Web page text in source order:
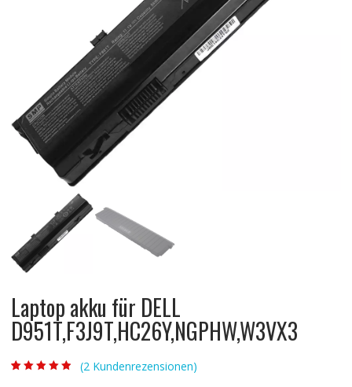
Laptop akku für DELL
D951T,F3J9T,HC26Y,NGPHW,W3VX3
(2 Kundenrezensionen)